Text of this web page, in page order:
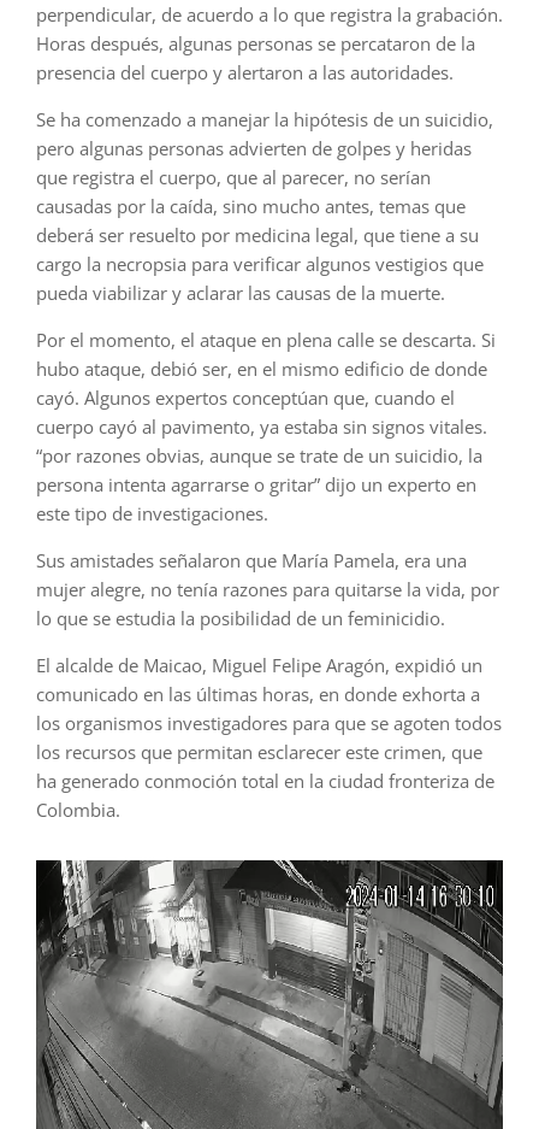
perpendicular, de acuerdo a lo que registra la grabación.
Horas después, algunas personas se percataron de la
presencia del cuerpo y alertaron a las autoridades.
Se ha comenzado a manejar la hipótesis de un suicidio,
pero algunas personas advierten de golpes y heridas
que registra el cuerpo, que al parecer, no serían
causadas por la caída, sino mucho antes, temas que
deberá ser resuelto por medicina legal, que tiene a su
cargo la necropsia para verificar algunos vestigios que
pueda viabilizar y aclarar las causas de la muerte.
Por el momento, el ataque en plena calle se descarta. Si
hubo ataque, debió ser, en el mismo edificio de donde
cayó. Algunos expertos conceptúan que, cuando el
cuerpo cayó al pavimento, ya estaba sin signos vitales.
“por razones obvias, aunque se trate de un suicidio, la
persona intenta agarrarse o gritar” dijo un experto en
este tipo de investigaciones.
Sus amistades señalaron que María Pamela, era una
mujer alegre, no tenía razones para quitarse la vida, por
lo que se estudia la posibilidad de un feminicidio.
El alcalde de Maicao, Miguel Felipe Aragón, expidió un
comunicado en las últimas horas, en donde exhorta a
los organismos investigadores para que se agoten todos
los recursos que permitan esclarecer este crimen, que
ha generado conmoción total en la ciudad fronteriza de
Colombia.